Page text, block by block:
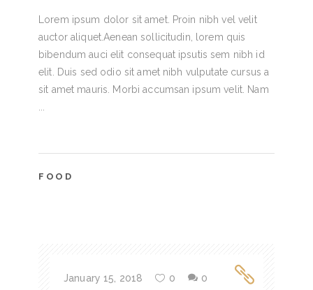
Lorem ipsum dolor sit amet. Proin nibh vel velit
auctor aliquet.Aenean sollicitudin, lorem quis
bibendum auci elit consequat ipsutis sem nibh id
elit. Duis sed odio sit amet nibh vulputate cursus a
sit amet mauris. Morbi accumsan ipsum velit. Nam
FOOD
January 15, 2018 0 0